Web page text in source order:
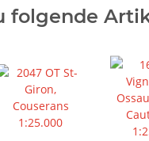
folgende